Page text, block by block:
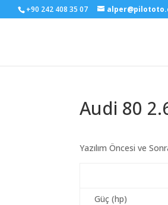
+90 242 408 35 07
Audi 80
Yazılım Öncesi ve
Güç (hp)